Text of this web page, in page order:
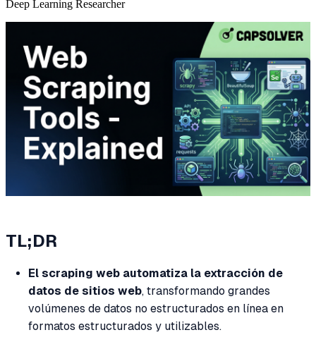
Deep Learning Researcher
TL;DR
El scraping web automatiza la extracción de
datos de sitios web, transformando grandes
volúmenes de datos no estructurados en línea en
formatos estructurados y utilizables.